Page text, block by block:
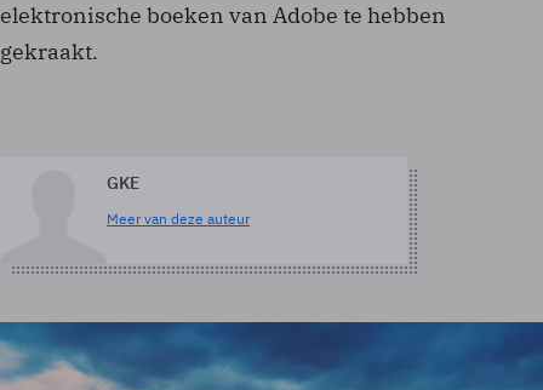
elektronische boeken van Adobe te hebben
gekraakt.
GKE
Meer van deze auteur